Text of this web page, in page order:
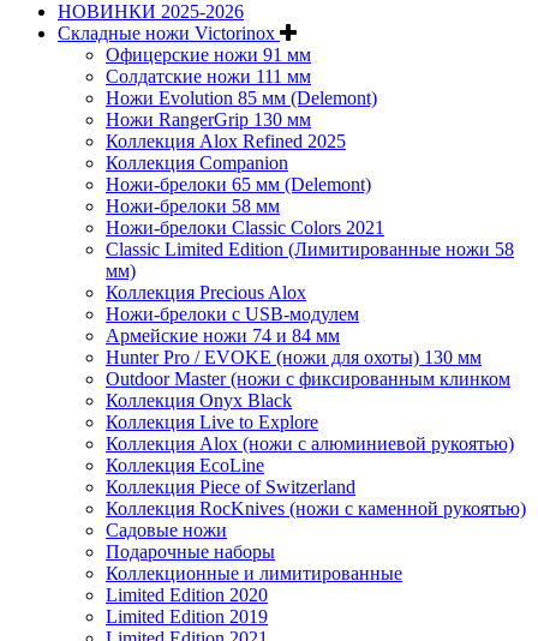
НОВИНКИ 2025-2026
Складные ножи Victorinox
Офицерские ножи 91 мм
Солдатские ножи 111 мм
Ножи Evolution 85 мм (Delemont)
Ножи RangerGrip 130 мм
Коллекция Alox Refined 2025
Коллекция Companion
Ножи-брелоки 65 мм (Delemont)
Ножи-брелоки 58 мм
Ножи-брелоки Classic Colors 2021
Classic Limited Edition (Лимитированные ножи 58
мм)
Коллекция Precious Alox
Ножи-брелоки с USB-модулем
Армейские ножи 74 и 84 мм
Hunter Pro / EVOKE (ножи для охоты) 130 мм
Outdoor Master (ножи с фиксированным клинком
Коллекция Onyx Black
Коллекция Live to Explore
Коллекция Alox (ножи с алюминиевой рукоятью)
Коллекция EcoLine
Коллекция Piece of Switzerland
Коллекция RocKnives (ножи с каменной рукоятью)
Садовые ножи
Подарочные наборы
Коллекционные и лимитированные
Limited Edition 2020
Limited Edition 2019